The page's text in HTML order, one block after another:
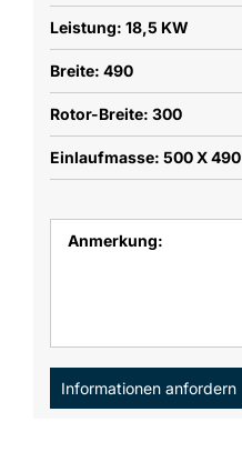
Leistung: 18,5 KW
Breite: 490
Rotor-Breite: 300
Einlaufmasse: 500 X 490
Anmerkung:
Informationen anfordern